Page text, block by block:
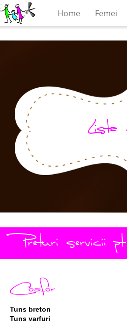
Home Femei
;
Lista
Preturi servicii pt
Coafor
Tuns breton
Tuns varfuri